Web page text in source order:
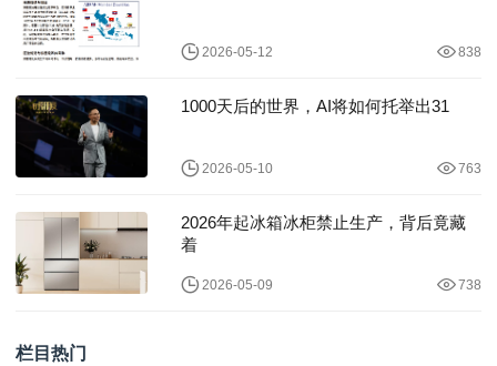
2026-05-12 838
1000天后的世界，AI将如何托举出31
2026-05-10 763
2026年起冰箱冰柜禁止生产，背后竟藏
着
2026-05-09 738
栏目热门